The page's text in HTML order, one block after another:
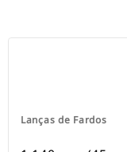
Lanças de Fardos